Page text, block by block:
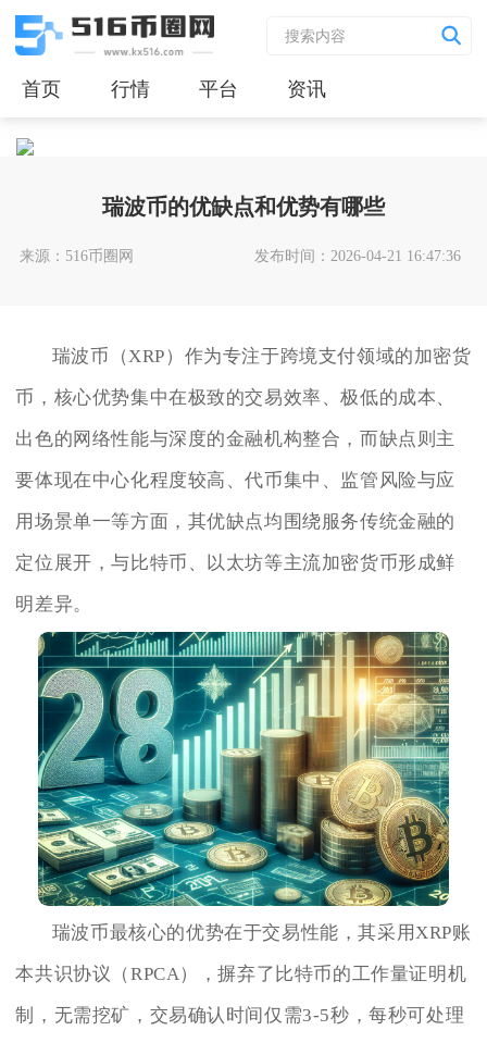
首页 行情 平台 资讯
瑞波币的优缺点和优势有哪些
来源：516币圈网 发布时间：2026-04-21 16:47:36
瑞波币（XRP）作为专注于跨境支付领域的加密货
币，核心优势集中在极致的交易效率、极低的成本、
出色的网络性能与深度的金融机构整合，而缺点则主
要体现在中心化程度较高、代币集中、监管风险与应
用场景单一等方面，其优缺点均围绕服务传统金融的
定位展开，与比特币、以太坊等主流加密货币形成鲜
明差异。
瑞波币最核心的优势在于交易性能，其采用XRP账
本共识协议（RPCA），摒弃了比特币的工作量证明机
制，无需挖矿，交易确认时间仅需3-5秒，每秒可处理